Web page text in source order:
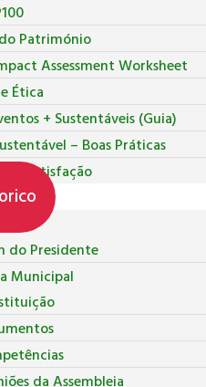
Património
Assessment Worksheet
Ética
+ Sustentáveis (Guia)
– Boas Práticas
Satisfação
do Presidente
Municipal